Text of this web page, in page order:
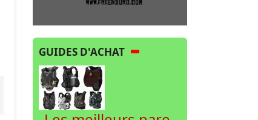
GUIDES D'ACHAT